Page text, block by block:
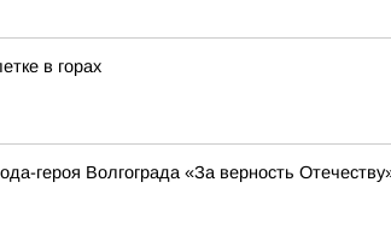
в горах
героя Волгограда «За верность